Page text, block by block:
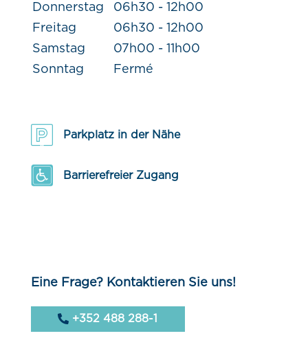
Donnerstag
06h30 - 12h00
Freitag
06h30 - 12h00
Samstag
07h00 - 11h00
Sonntag
Fermé
Parkplatz in der Nähe
Barrierefreier Zugang
Eine Frage? Kontaktieren Sie uns!
+352 488 288-1